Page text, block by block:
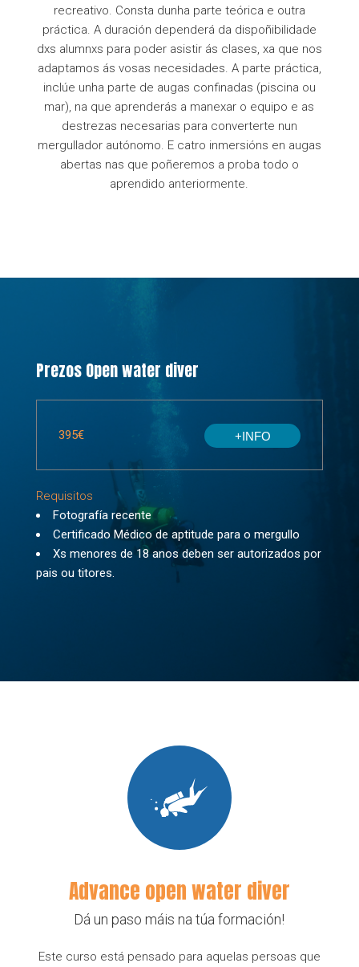
recreativo. Consta dunha parte teórica e outra
práctica. A duración dependerá da dispoñibilidade
dxs alumnxs para poder asistir ás clases, xa que nos
adaptamos ás vosas necesidades. A parte práctica,
inclúe unha parte de augas confinadas (piscina ou
mar), na que aprenderás a manexar o equipo e as
destrezas necesarias para converterte nun
mergullador autónomo. E catro inmersións en augas
abertas nas que poñeremos a proba todo o
aprendido anteriormente.
Prezos Open water diver
395€ +INFO
Requisitos
Fotografía recente
Certificado Médico de aptitude para o mergullo
Xs menores de 18 anos deben ser autorizados por
pais ou titores.
Advance open water diver
Dá un paso máis na túa formación!
Este curso está pensado para aquelas persoas que